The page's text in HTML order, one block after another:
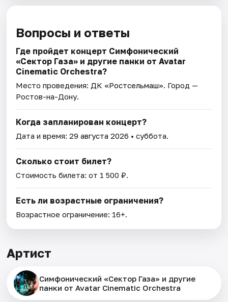
Вопросы и ответы
Где пройдет концерт Симфонический
«Сектор Газа» и другие панки от Avatar
Cinematic Orchestra?
Место проведения: ДК «Ростсельмаш». Город —
Ростов-на-Дону.
Когда запланирован концерт?
Дата и время:29 августа 2026 • суббота.
Сколько стоит билет?
Стоимость билета: от 1 500 ₽.
Есть ли возрастные ограничения?
Возрастное ограничение: 16+.
Артист
Симфонический «Сектор Газа» и другие
панки от Avatar Cinematic Orchestra